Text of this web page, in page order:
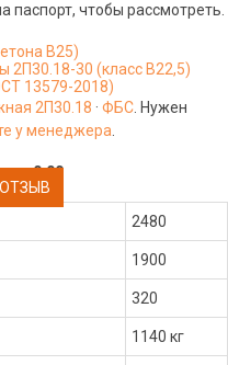
паспорт, чтобы рассмотреть.
2П30.18 · ФБС. Нужен
у менеджера.
0.00
2480
1900
320
1140 кг